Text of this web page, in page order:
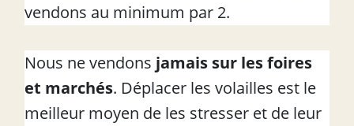
vendons au minimum par 2.
Nous ne vendons jamais sur les foires
et marchés. Déplacer les volailles est le
meilleur moyen de les stresser et de leur